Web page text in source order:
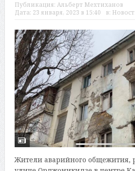
Публикация: Альберт Мехтиханов
Дата: 23 января, 2023 в 15:40 в:
Жители аварийного общежития,